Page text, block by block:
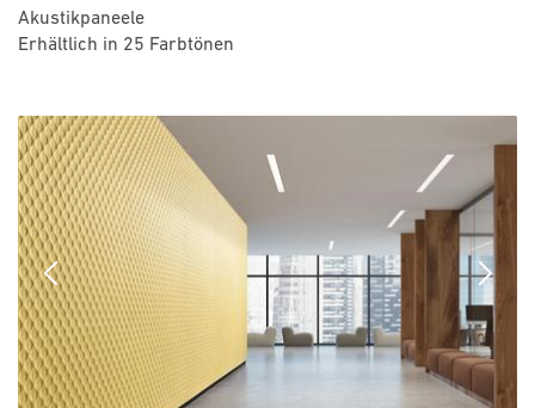
Akustikpaneele
Erhältlich in 25 Farbtönen
Previous Next